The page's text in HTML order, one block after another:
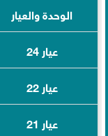
الوحدة والعيار
عيار 24
عيار 22
عيار 21